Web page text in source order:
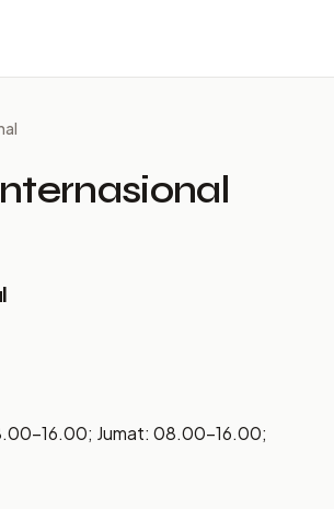
Jumat: 08.00–16.00;